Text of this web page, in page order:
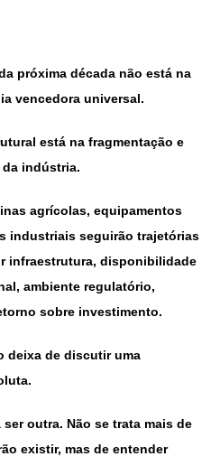
próxima década não está na
vencedora universal.
está na fragmentação e
indústria.
agrícolas, equipamentos
industriais seguirão trajetórias
infraestrutura, disponibilidade
ambiente regulatório,
sobre investimento.
deixa de discutir uma
outra. Não se trata mais de
existir, mas de entender